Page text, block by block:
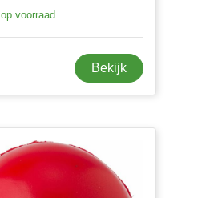
op voorraad
Bekijk